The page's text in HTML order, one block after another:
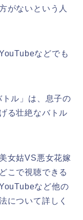
がないという人
などでも
トル」は、息子の
る壮絶なバトル
女姑VS悪女花嫁
こで視聴できる
など他の
について詳しく